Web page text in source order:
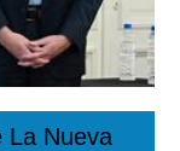
La Nueva